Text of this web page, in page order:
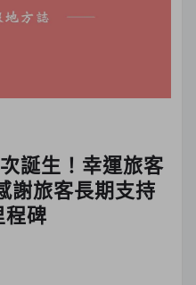
誕生！幸運旅客
謝旅客長期支持
程碑